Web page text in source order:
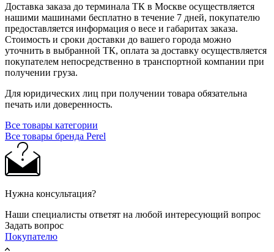
Доставка заказа до терминала ТК в Москве осуществляется
нашими машинами бесплатно в течение 7 дней, покупателю
предоставляется информация о весе и габаритах заказа.
Стоимость и сроки доставки до вашего города можно
уточнить в выбранной ТК, оплата за доставку осуществляется
покупателем непосредственно в транспортной компании при
получении груза.
Для юридических лиц при получении товара обязательна
печать или доверенность.
Все товары категории
Все товары бренда Perel
Нужна консультация?
Наши специалисты ответят на любой интересующий вопрос
Задать вопрос
Покупателю